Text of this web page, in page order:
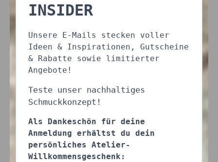
INSIDER
Unsere E-Mails stecken voller
Ideen & Inspirationen, Gutscheine
& Rabatte sowie limitierter
Angebote!
Teste unser nachhaltiges
Schmuckkonzept!
Als Dankeschön für deine
Anmeldung erhältst du dein
persönliches Atelier-
Willkommensgeschenk: